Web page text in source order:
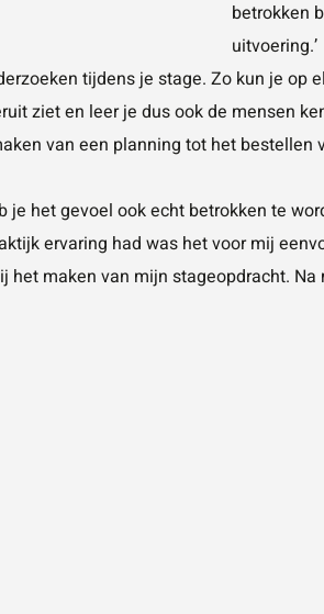
betrokken
uitvoering.’
tijdens je stage. Zo kun je
ziet en leer je dus ook de mensen
van een planning tot het bestellen
het gevoel ook echt betrokken te
ervaring had was het voor mij
maken van mijn stageopdracht.